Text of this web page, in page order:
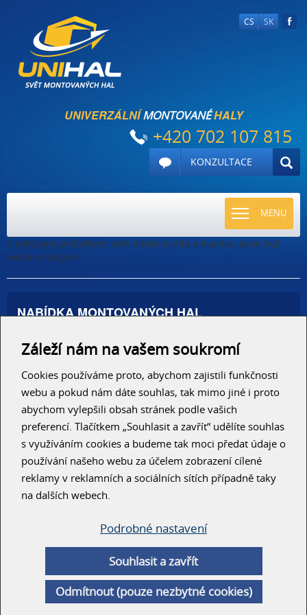
CS SK
UNIVERZÁLNÍMONTOVANÉHALY
+420 702 107 815
KONZULTACE
MENU
TOGGLE
S celkovým průběhem celé dodávky díla a kvalitou jsme byli
velice spokojeni.
NABÍDKA MONTOVANÝCH HAL
Autosalony, servisy
Skladové haly
Zemědělské haly
Konzolové regály
RYCHLÝ KONTAKT
© Unihal 2014
Created byArtWeby| Powered byArtCMS
Záleží nám na vašem soukromí
Cookies používáme proto, abychom zajistili funkčnosti
webu a pokud nám dáte souhlas, tak mimo jiné i proto
abychom vylepšili obsah stránek podle vašich
preferencí. Tlačítkem „Souhlasit a zavřít“ udělíte souhlas
s využíváním cookies a budeme tak moci předat údaje o
používání našeho webu za účelem zobrazení cílené
reklamy v reklamních a sociálních sítích případně taky
na dalších webech.
Podrobné nastavení
Odmítnout (pouze nezbytné cookies)
Souhlasit a zavřít